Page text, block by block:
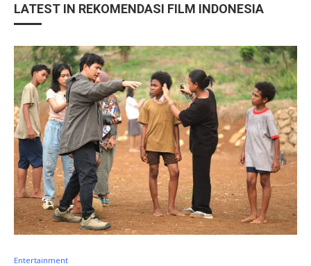
LATEST IN REKOMENDASI FILM INDONESIA
Entertainment